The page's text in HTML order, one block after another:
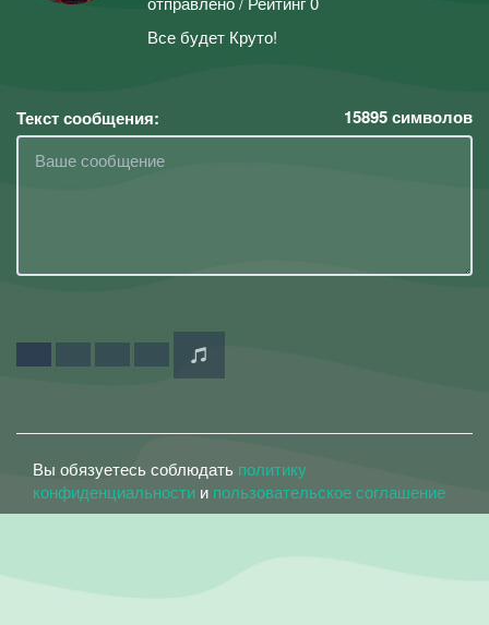
Все будет Круто!
Текст сообщения: 15895символов
Вы обязуетесь соблюдать политику
конфиденциальности и пользовательское соглашение